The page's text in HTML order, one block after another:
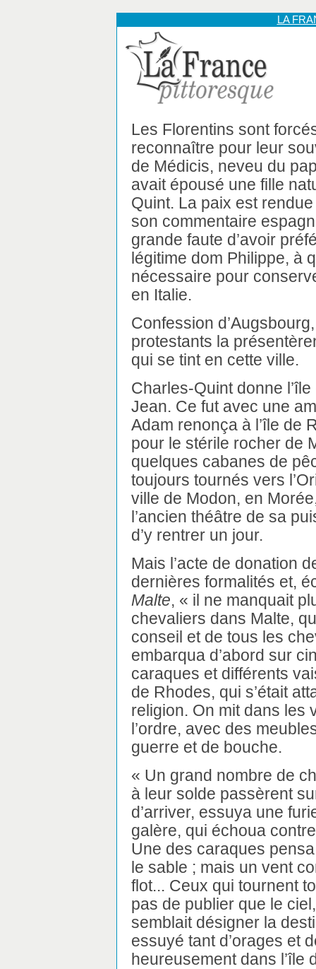
LA
Les Florentins sont
reconnaître pour leur
de Médicis, neveu du
avait épousé une fille
Quint. La paix est
son commentaire
grande faute d’avoir
légitime dom Philippe, à
nécessaire pour
en Italie.
Confession
protestants la
qui se tint en cette ville.
Charles-Quint donne
Jean. Ce fut avec une
Adam renonça à l’île de
pour le stérile rocher de
quelques cabanes de
toujours tournés vers
ville de Modon, en
l’ancien théâtre de sa
d’y rentrer un jour.
Mais l’acte de donation
dernières formalités et,
Malte, « il ne manquait
chevaliers dans Malte,
conseil et de tous les
embarqua d’abord sur
caraques et différents
de Rhodes, qui s’était
religion. On mit dans les
l’ordre, avec des
guerre et de bouche.
« Un grand nombre de
à leur solde passèrent
d’arriver, essuya une
galère, qui échoua
Une des caraques
le sable ; mais un vent
flot... Ceux qui tournent
pas de publier que le
semblait désigner la
essuyé tant d’orages et
heureusement dans l’île